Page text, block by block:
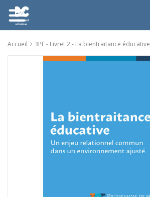
Accueil 3PF - Livret 2 - La bientraitance éducative